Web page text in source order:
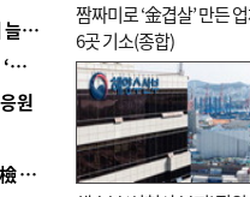
■ 경남 농정 비전 ‘잘 사는 농촌’…스마트팜 1000㏊까지 늘린다
■ 교육혁신선도지 공모 코앞인데…구·군 난색에 교육청 ‘쩔쩔’
원
■ 검사 신분 버리고 직급하향(10년 이하 저연차 검사)…檢 중수청행 기피
짬짜미로 ‘金겹살’ 만든
6곳 기소(종합)